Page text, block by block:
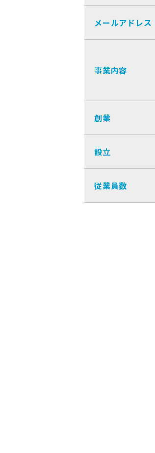
メールアドレス
事業内容
創業
設立
従業員数